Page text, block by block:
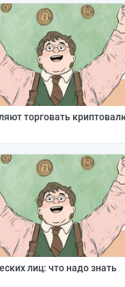
торговать
лиц: что надо знать